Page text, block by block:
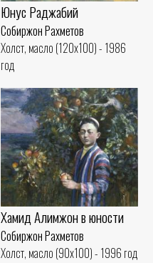
Юнус Раджабий
Собиржон Рахметов
Холст, масло (120x100) - 1986
год
Хамид Алимжон в юности
Собиржон Рахметов
Холст, масло (90x100) - 1996 год